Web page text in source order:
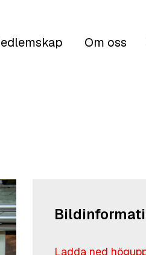
Om oss
Ladda ned